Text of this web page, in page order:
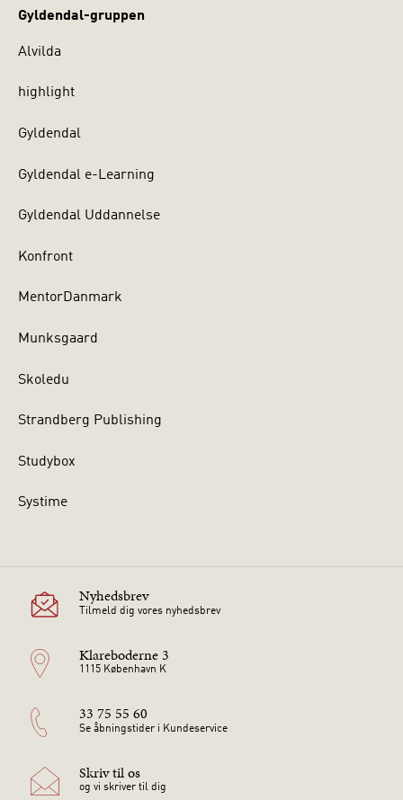
Gyldendal-gruppen
Alvilda
highlight
Gyldendal
Gyldendal e-Learning
Gyldendal Uddannelse
Konfront
MentorDanmark
Munksgaard
Skoledu
Strandberg Publishing
Studybox
Systime
Nyhedsbrev
Tilmeld dig vores nyhedsbrev
Klareboderne 3
1115 København K
33 75 55 60
Se åbningstider i Kundeservice
Skriv til os
og vi skriver til dig